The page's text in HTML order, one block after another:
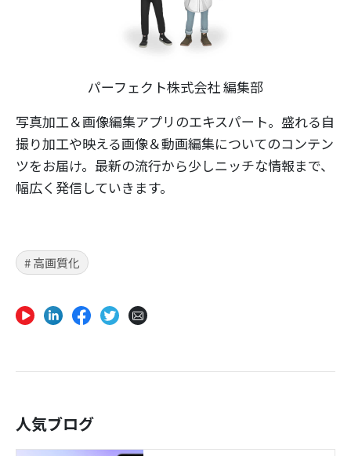
パーフェクト株式会社 編集部
写真加工＆画像編集アプリのエキスパート。盛れる自
撮り加工や映える画像＆動画編集についてのコンテン
ツをお届け。最新の流行から少しニッチな情報まで、
幅広く発信していきます。
# 高画質化
人気ブログ